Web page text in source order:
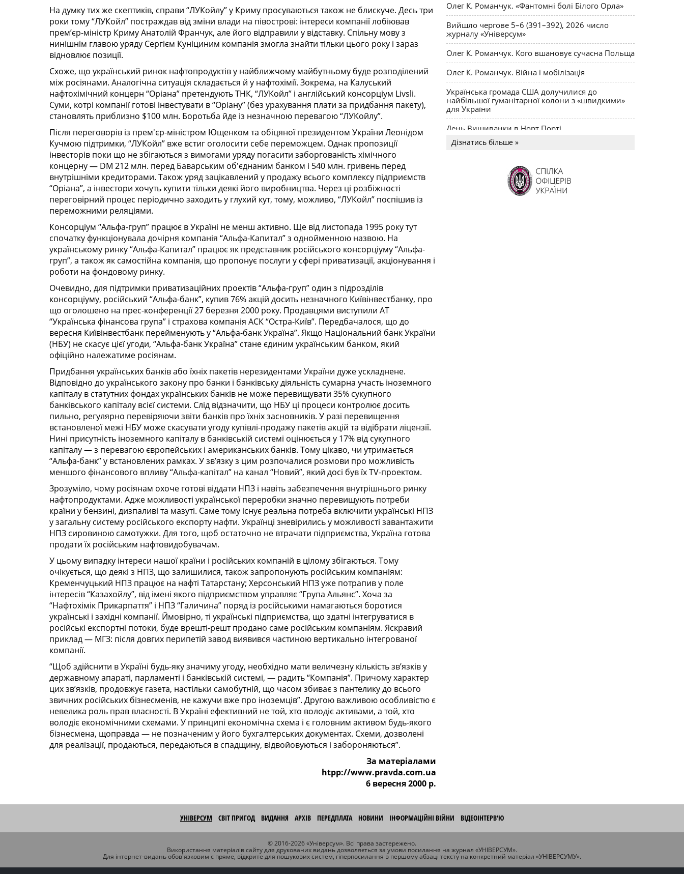
На думку тих же скептиків, справи “ЛУКойлу” у Криму просуваються також не блискуче. Десь три
роки тому “ЛУКойл” постраждав від зміни влади на півострові: інтереси компанії лобіював
прем’єр-міністр Криму Анатолій Франчук, але його відправили у відставку. Спільну мову з
нинішнім главою уряду Сергієм Куніциним компанія змогла знайти тільки цього року і зараз
відновлює позиції.
Схоже, що український ринок нафтопродуктів у найближчому майбутньому буде розподілений
між росіянами. Аналогічна ситуація складається й у нафтохімії. Зокрема, на Калуський
нафтохімічний концерн “Оріана” претендують ТНК, “ЛУКойл” і англійський консорціум Livsli.
Суми, котрі компанії готові інвестувати в “Оріану” (без урахування плати за придбання пакету),
становлять приблизно $100 млн. Боротьба йде із незначною перевагою “ЛУКойлу”.
Після переговорів із прем'єр-міністром Ющенком та обіцяної президентом України Леонідом
Кучмою підтримки, “ЛУКойл” вже встиг оголосити себе переможцем. Однак пропозиції
інвесторів поки що не збігаються з вимогами уряду погасити заборгованість хімічного
концерну — DM 212 млн. перед Баварським об'єднаним банком і 540 млн. гривень перед
внутрішніми кредиторами. Також уряд зацікавлений у продажу всього комплексу підприємств
“Оріана”, а інвестори хочуть купити тільки деякі його виробництва. Через ці розбіжності
переговірний процес періодично заходить у глухий кут, тому, можливо, “ЛУКойл” поспішив із
переможними реляціями.
Консорціум “Альфа-груп” працює в Україні не менш активно. Ще від листопада 1995 року тут
спочатку функціонувала дочірня компанія “Альфа-Капитал” з однойменною назвою. На
українському ринку “Альфа-Капитал” працює як представник російського консорціуму “Альфа-
груп”, а також як самостійна компанія, що пропонує послуги у сфері приватизації, акціонування і
роботи на фондовому ринку.
Очевидно, для підтримки приватизаційних проектів “Альфа-груп” один з підрозділів
консорціуму, російський “Альфа-банк”, купив 76% акцій досить незначного Київінвестбанку, про
що оголошено на прес-конференції 27 березня 2000 року. Продавцями виступили АТ
“Українська фінансова група” і страхова компанія АСК “Остра-Київ”. Передбачалося, що до
вересня Київінвестбанк перейменують у “Альфа-банк Україна”. Якщо Національний банк України
(НБУ) не скасує цієї угоди, “Альфа-банк Україна” стане єдиним українським банком, який
офіційно належатиме росіянам.
Придбання українських банків або їхніх пакетів нерезидентами України дуже ускладнене.
Відповідно до українського закону про банки і банківську діяльність сумарна участь іноземного
капіталу в статутних фондах українських банків не може перевищувати 35% сукупного
банківського капіталу всієї системи. Слід відзначити, що НБУ ці процеси контролює досить
пильно, регулярно перевіряючи звіти банків про їхніх засновників. У разі перевищення
встановленої межі НБУ може скасувати угоду купівлі-продажу пакетів акцій та відібрати ліцензії.
Нині присутність іноземного капіталу в банківській системі оцінюється у 17% від сукупного
капіталу — з перевагою європейських і американських банків. Тому цікаво, чи утримається
“Альфа-банк” у встановлених рамках. У зв’язку з цим розпочалися розмови про можливість
меншого фінансового впливу “Альфа-капітал” на канал “Новий”, який досі був їх TV-проектом.
Зрозуміло, чому росіянам охоче готові віддати НПЗ і навіть забезпечення внутрішнього ринку
нафтопродуктами. Адже можливості української переробки значно перевищують потреби
країни у бензині, дизпаливі та мазуті. Саме тому існує реальна потреба включити українські НПЗ
у загальну систему російського експорту нафти. Українці зневірились у можливості завантажити
НПЗ сировиною самотужки. Для того, щоб остаточно не втрачати підприємства, Україна готова
продати їх російським нафтовидобувачам.
У цьому випадку інтереси нашої країни і російських компаній в цілому збігаються. Тому
очікується, що деякі з НПЗ, що залишилися, також запропонують російським компаніям:
Кременчуцький НПЗ працює на нафті Татарстану; Херсонський НПЗ уже потрапив у поле
інтересів “Казахойлу”, від імені якого підприємством управляє “Група Альянс”. Хоча за
“Нафтохімік Прикарпаття” і НПЗ “Галичина” поряд із російськими намагаються боротися
українські і західні компанії. Ймовірно, ті українські підприємства, що здатні інтегруватися в
російські експортні потоки, буде врешті-решт продано саме російським компаніям. Яскравий
приклад — МГЗ: після довгих перипетій завод виявився частиною вертикально інтегрованої
компанії.
“Щоб здійснити в Україні будь-яку значиму угоду, необхідно мати величезну кількість зв’язків у
державному апараті, парламенті і банківській системі, — радить “Компанія”. Причому характер
цих зв’язків, продовжує газета, настільки самобутній, що часом збиває з пантелику до всього
звичних російських бізнесменів, не кажучи вже про іноземців”. Другою важливою особливістю є
невелика роль прав власності. В Україні ефективний не той, хто володіє активами, а той, хто
володіє економічними схемами. У принципі економічна схема і є головним активом будь-якого
бізнесмена, щоправда — не позначеним у його бухгалтерських документах. Схеми, дозволені
для реалізації, продаються, передаються в спадщину, відвойовуються і забороняються”.
За матеріалами
htpp://www.pravda.com.ua
6 вересня 2000 р.
Олег К. Романчук. «Фантомні болі Білого Орла»
Вийшло чергове 5–6 (391–392), 2026 число
журналу «Універсум»
Олег К. Романчук. Кого вшановує сучасна Польща
Олег К. Романчук. Війна і мобілізація
Українська громада США долучилися до
найбільшої гуманітарної колони з «швидкими»
для України
День Вишиванки в Норт Порті
OPUS MAGNUM Олега К. Романчука
Дізнатись більше »
УНІВЕРСУМ СВІТ ПРИГОД ВИДАННЯ АРХІВ ПЕРЕДПЛАТА НОВИНИ ІНФОРМАЦІЙНІ ВІЙНИ ВІДЕОІНТЕРВ'Ю
© 2016-2026 «Універсум». Всі права застережено.
Використання матеріалів сайту для друкованих видань дозволяється за умови посилання на журнал «УНІВЕРСУМ».
Для інтернет-видань обов'язковим є пряме, відкрите для пошукових систем, гіперпосилання в першому абзаці тексту на конкретний матеріал «УНІВЕРСУМУ».